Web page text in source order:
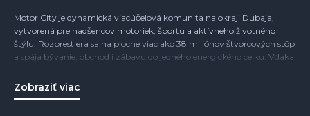
Motor City je dynamická viacúčelová komunita na okraji Dubaja,
vytvorená pre nadšencov motoriek, športu a aktívneho životného
štýlu. Rozprestiera sa na ploche viac ako 38 miliónov štvorcových stôp
a spája bývanie, obchod i zábavu do jedného energického celku. Vďaka
jednotlivcov.
Zobraziť viac